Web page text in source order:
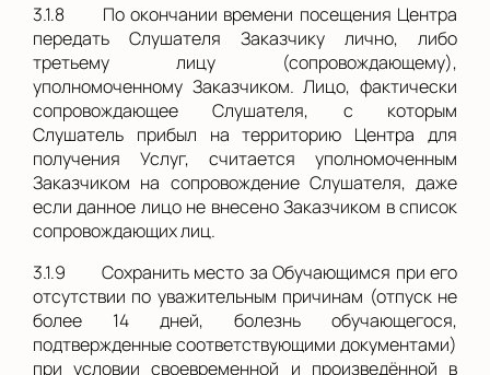
3.1.8
По окончании времени посещения Центра
передать Слушателя Заказчику лично, либо
третьему лицу (сопровождающему),
уполномоченному Заказчиком. Лицо, фактически
сопровождающее Слушателя, с которым
Слушатель прибыл на территорию Центра для
получения Услуг, считается уполномоченным
Заказчиком на сопровождение Слушателя, даже
если данное лицо не внесено Заказчиком в список
сопровождающих лиц.
3.1.9
Сохранить место за Обучающимся при его
отсутствии по уважительным причинам (отпуск не
более 14 дней, болезнь обучающегося,
подтвержденные соответствующими документами)
при условии своевременной и произведённой в